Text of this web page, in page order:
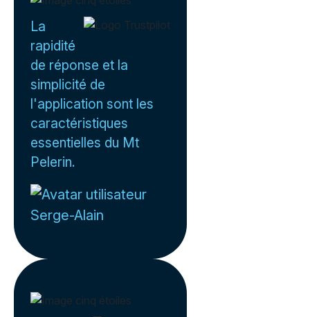
La
rapidité
de réponse et la
simplicité de
l'application sont les
caractéristiques
essentielles du Mt
Pelerin.
Serge-Alain